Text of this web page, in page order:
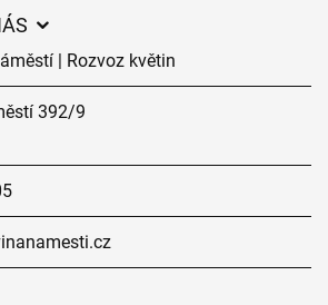
| Rozvoz květin
392/9